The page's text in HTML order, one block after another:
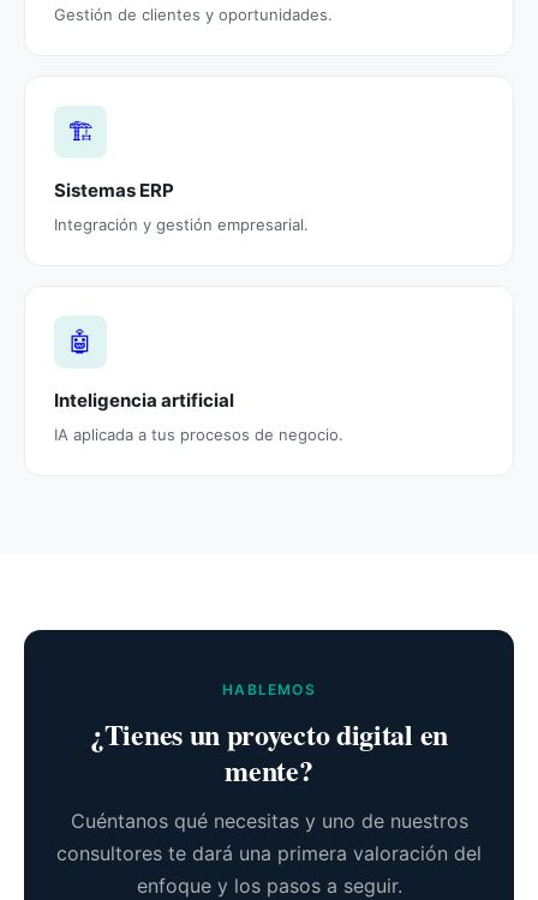
Gestión de clientes y oportunidades.
🏗️
Sistemas ERP
Integración y gestión empresarial.
🤖
Inteligencia artificial
IA aplicada a tus procesos de negocio.
HABLEMOS
¿Tienes un proyecto digital en
mente?
Cuéntanos qué necesitas y uno de nuestros
consultores te dará una primera valoración del
enfoque y los pasos a seguir.